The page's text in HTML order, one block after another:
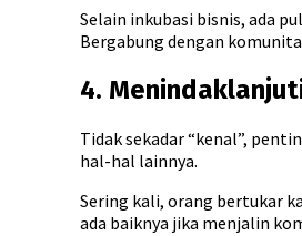
Selain inkubasi bisnis, ada
Bergabung dengan
4.
Tidak sekadar “kenal”,
hal-hal lainnya.
Sering kali, orang bertukar
ada baiknya jika menjalin